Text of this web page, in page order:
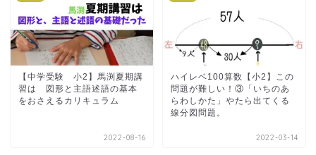
【中学受験 小2】馬渕夏期講
習は 図形と主語述語の基本
をおさえるカリキュラム
2022-08-16
ハイレベ100算数【小2】この
問題が難しい！③「いちのあ
らわしかた」やたら出てくる
線分図問題。
2022-03-14